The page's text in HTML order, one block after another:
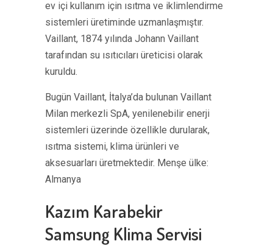
ev içi kullanım için ısıtma ve iklimlendirme
sistemleri üretiminde uzmanlaşmıştır.
Vaillant, 1874 yılında Johann Vaillant
tarafından su ısıtıcıları üreticisi olarak
kuruldu.
Bugün Vaillant, İtalya’da bulunan Vaillant
Milan merkezli SpA, yenilenebilir enerji
sistemleri üzerinde özellikle durularak,
ısıtma sistemi, klima ürünleri ve
aksesuarları üretmektedir. Menşe ülke:
Almanya
Kazım Karabekir
Samsung Klima Servisi